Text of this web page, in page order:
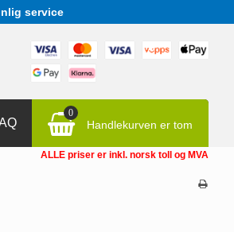
service
0
Handlekurven er tom
ALLE priser er inkl. norsk toll og MVA